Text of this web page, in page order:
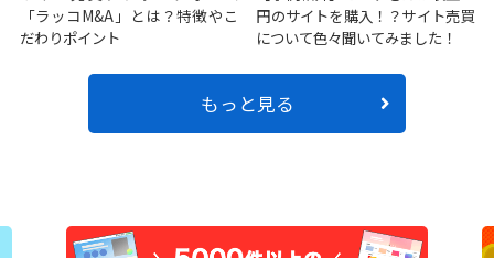
「ラッコM&A」とは？特徴やこ
だわりポイント
円のサイトを購入！？サイト売買
について色々聞いてみました！
もっと見る